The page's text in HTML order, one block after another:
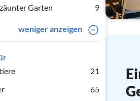
Garten
9
weniger anzeigen
21
65